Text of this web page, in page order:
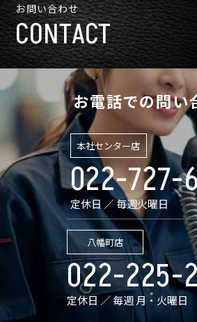
お問い合わせ
CONTACT
お電話での問い
本社センター店
022-727-
定休日 ／ 毎週火曜日
八幡町店
022-225-
定休日 ／ 毎週 月・火曜日